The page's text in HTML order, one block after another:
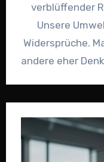
verblüffender
Unsere
Widersprüche.
andere eher